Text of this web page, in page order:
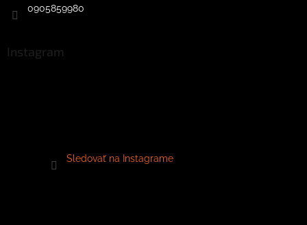
0905859980
Instagram
Sledovať na Instagrame